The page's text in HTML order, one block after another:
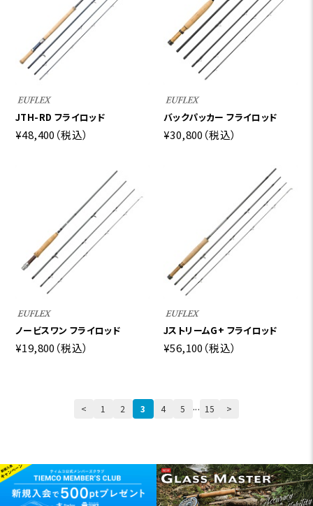
JTH-RD フライロッド
¥48,400 （税込）
バックパッカー フライロッド
¥30,800 （税込）
ノービスワン フライロッド
¥19,800 （税込）
JストリームG+ フライロッド
¥56,100 （税込）
< 1 2 3 4 5 ... 15 >